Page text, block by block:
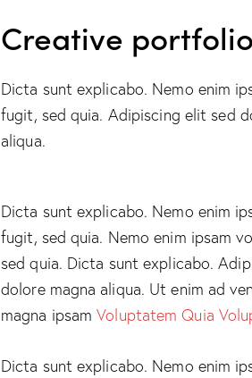
Creative portfolio
Dicta sunt explicabo. Nemo enim
fugit, sed quia. Adipiscing elit sed
aliqua.
Dicta sunt explicabo. Nemo enim
fugit, sed quia. Nemo enim ipsam
sed quia. Dicta sunt explicabo.
dolore magna aliqua. Ut enim ad
magna ipsamVoluptatem Quia
Dicta sunt explicabo. Nemo enim